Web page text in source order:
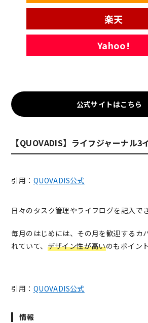
楽天
Yahoo!
公式サイトはこちら
【QUOVADIS】ライフジャーナル3
引用： QUOVADIS公式
日々のタスク管理やライフログを記入で
毎月のはじめには、その月を歓迎するカ
れていて、 デザイン性が高いのもポイン
引用： QUOVADIS公式
情報